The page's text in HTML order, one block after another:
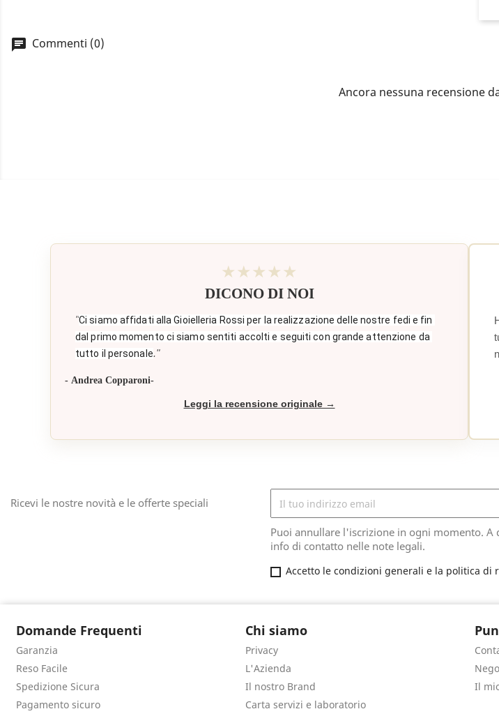
Commenti (0)
Ancora nessuna recensione
★★★★★
DICONO DI NOI
"Ci siamo affidati alla Gioielleria Rossi per la realizzazione delle nostre fedi e fin
dal primo momento ci siamo sentiti accolti e seguiti con grande attenzione da
tutto il personale."
- Andrea Copparoni-
Leggi la recensione originale →
Ricevi le nostre novità e le offerte speciali
Puoi annullare l'iscrizione in ogni momento. A
info di contatto nelle note legali.
Accetto le condizioni generali e la politica di
Domande Frequenti
Garanzia
Reso Facile
Spedizione Sicura
Pagamento sicuro
Chi siamo
Privacy
L'Azienda
Il nostro Brand
Carta servizi e laboratorio
Il